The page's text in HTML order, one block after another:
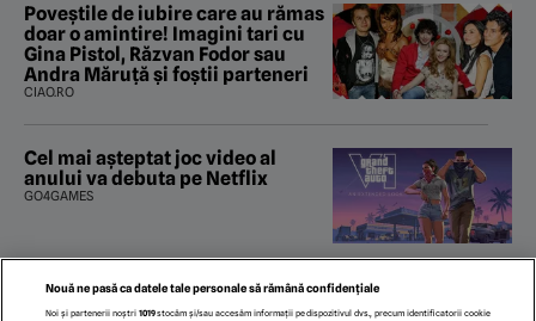
Poveştile de iubire care au rămas
doar o amintire! Imagini tari cu
Gina Pistol, Răzvan Fodor sau
Andra Măruţă şi foştii parteneri
CIAO.RO
Cel mai așteptat joc video al
anului va debuta pe Netflix
GO4GAMES
Nivelul extrem de scăzut al
Nouă ne pasă ca datele tale personale să rămână confidențiale
Noi și partenerii noștri 1019stocăm și/sau accesăm informații pe dispozitivul dvs., precum identificatorii cookie